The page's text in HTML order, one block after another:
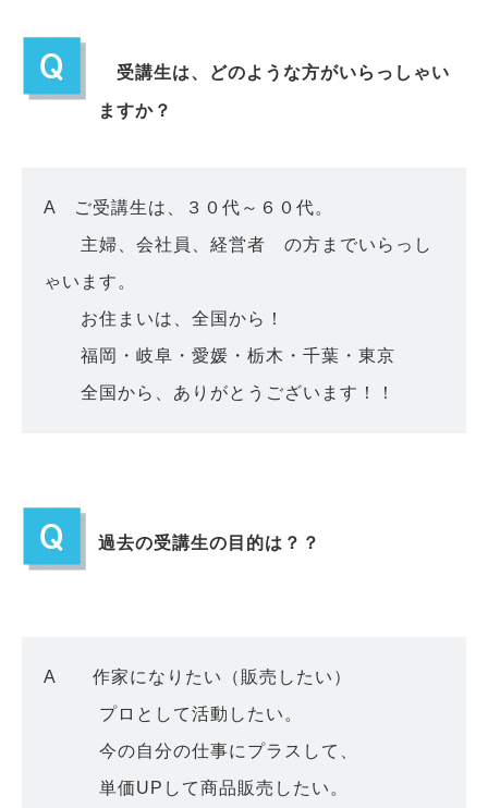
受講生は、どのような方がいらっしゃい
ますか？
A ご受講生は、３０代～６０代。
主婦、会社員、経営者 の方までいらっし
ゃいます。
お住まいは、全国から！
福岡・岐阜・愛媛・栃木・千葉・東京
全国から、ありがとうございます！！
過去の受講生の目的は？？
A 作家になりたい（販売したい）
プロとして活動したい。
今の自分の仕事にプラスして、
単価UPして商品販売したい。